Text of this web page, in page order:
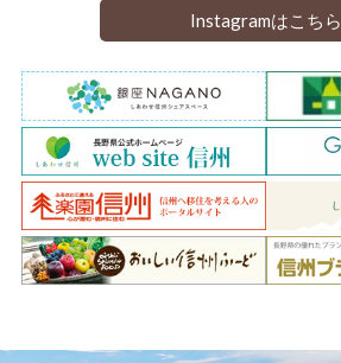
Instagramはこちら